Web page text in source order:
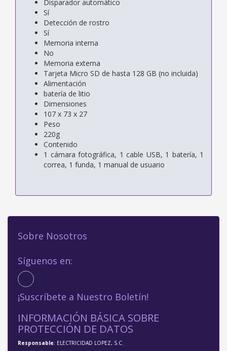
Disparador automático
Sí
Detección de rostro
Sí
Memoria interna
No
Memoria externa
Tarjeta Micro SD de hasta 128 GB (no incluida)
Alimentación
batería de litio
Dimensiones
107 x 73 x 27
Peso
220g
Contenido
1 cámara fotográfica, 1 cable USB, 1 batería, 1
correa, 1 funda, 1 manual de usuario
Sobre Nosotros
Síguenos en:
¡Suscríbete a Nuestro Boletín!
INFORMACIÓN BÁSICA SOBRE
PROTECCIÓN DE DATOS
Responsable: ELECTRICIDAD LOPEZ, S.C.